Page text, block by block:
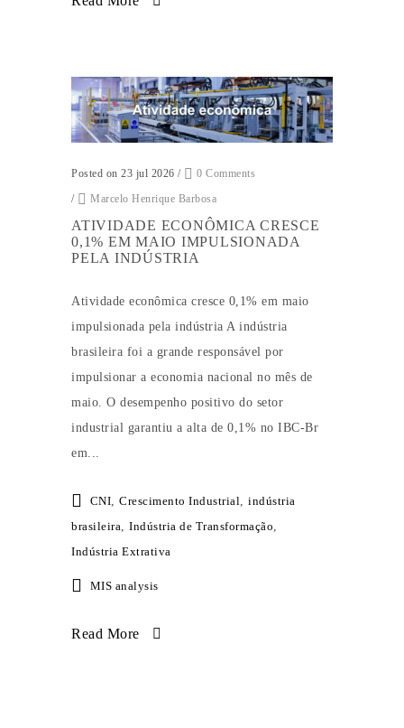
Posted on 23 jul 2026 /
0 Comments
/
Marcelo Henrique Barbosa
ATIVIDADE ECONÔMICA CRESCE
0,1% EM MAIO IMPULSIONADA
PELA INDÚSTRIA
Atividade econômica cresce 0,1% em maio
impulsionada pela indústria A indústria
brasileira foi a grande responsável por
impulsionar a economia nacional no mês de
maio. O desempenho positivo do setor
industrial garantiu a alta de 0,1% no IBC-Br
em...
CNI Crescimento Industrial
indústria
brasileira
Indústria de Transformação
Indústria Extrativa
MIS analysis
Read More